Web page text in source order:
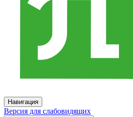
Навигация
Версия для слабовидящих